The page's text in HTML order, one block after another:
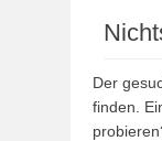
Der
finden.